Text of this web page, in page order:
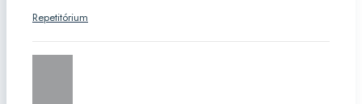
Repetitórium